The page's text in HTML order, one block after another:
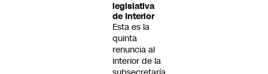
legislativa
de Interior
Esta es la
quinta
renuncia al
interior de la